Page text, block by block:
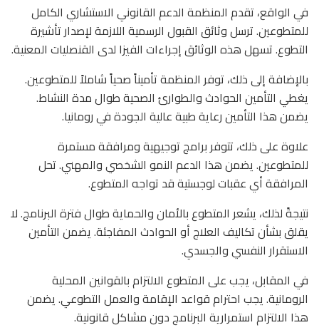
في الواقع، تقدم المنظمة الدعم القانوني الاستشاري الكامل
للمتطوعين. ترسل وثائق القبول الرسمية اللازمة لإصدار تأشيرة
التطوع. تسهل هذه الوثائق إجراءات الفيزا لدى القنصليات المعنية.
بالإضافة إلى ذلك، توفر المنظمة تأميناً صحياً شاملاً للمتطوعين.
يغطي التأمين الحوادث والطوارئ الصحية طوال مدة النشاط.
يضمن هذا التأمين رعاية طبية عالية الجودة في رومانيا.
علاوة على ذلك، تتوفر برامج توجيهية ومرافقة مستمرة
للمتطوعين. يضمن هذا الدعم النمو الشخصي والمهني. تحل
المرافقة أي عقبات لوجستية قد تواجه المتطوع.
نتيجةً لذلك، يشعر المتطوع بالأمان والحماية طوال فترة البرنامج. لا
يقلق بشأن تكاليف العلاج أو الحوادث المفاجئة. يضمن التأمين
الاستقرار النفسي والجسدي.
في المقابل، يجب على المتطوع الالتزام بالقوانين المحلية
الرومانية. يجب احترام قواعد الإقامة والعمل التطوعي. يضمن
هذا الالتزام استمرارية البرنامج دون مشاكل قانونية.